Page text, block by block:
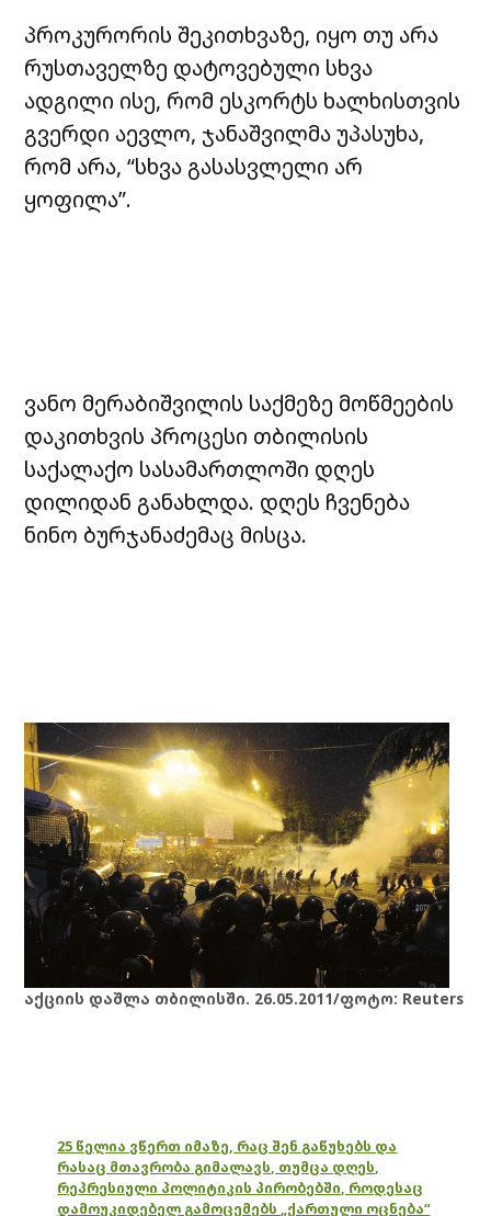
პროკურორის შეკითხვაზე, იყო თუ არა
რუსთაველზე დატოვებული სხვა
ადგილი ისე, რომ ესკორტს ხალხისთვის
გვერდი აევლო, ჯანაშვილმა უპასუხა,
რომ არა, “სხვა გასასვლელი არ
ყოფილა”.
ვანო მერაბიშვილის საქმეზე მოწმეების
დაკითხვის პროცესი თბილისის
საქალაქო სასამართლოში დღეს
დილიდან განახლდა. დღეს ჩვენება
ნინო ბურჯანაძემაც მისცა.
აქციის დაშლა თბილისში. 26.05.2011/ფოტო: Reuters
25 წელია ვწერთ იმაზე, რაც შენ გაწუხებს და
რასაც მთავრობა გიმალავს, თუმცა დღეს,
რეპრესიული პოლიტიკის პირობებში, როდესაც
დამოუკიდებელ გამოცემებს „ქართული ოცნება“